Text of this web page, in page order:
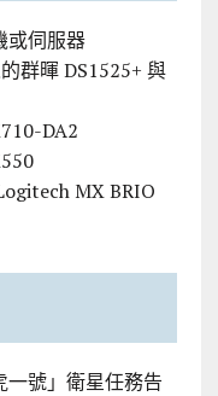
或伺服器
群暉 DS1525+ 與
DA2
MX BRIO
號」衛星任務告